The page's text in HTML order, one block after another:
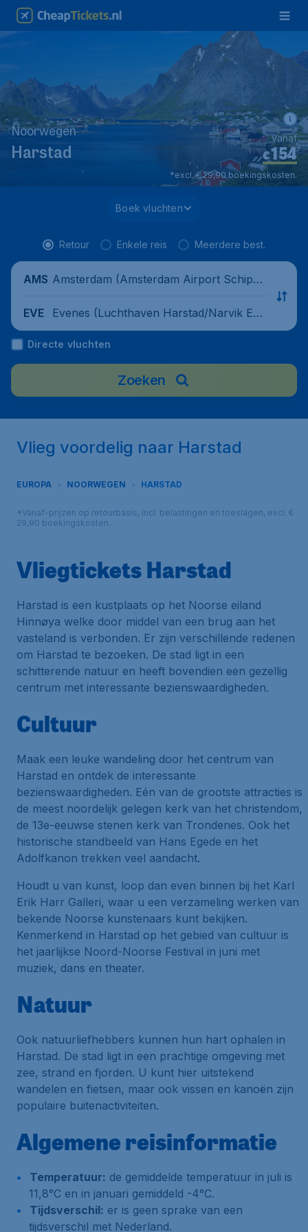
Noorwegen
Harstad €154*
vanaf
*excl. € 29,90 boekingskosten.
Boek vluchten
Retour Enkele reis Meerdere best.
AMS Amsterdam (Amsterdam Airport Schipho
EVE
Evenes (Luchthaven Harstad/Narvik Eve
nes), Noorwegen
Directe vluchten
Zoeken
Vlieg voordelig naar Harstad
EUROPA NOORWEGEN HARSTAD
*Vanaf-prijzen op retourbasis, incl. belastingen en toeslagen, excl. €
29,90 boekingskosten.
Vliegtickets Harstad
Harstad is een kustplaats op het Noorse eiland
Hinnøya welke door middel van een brug aan het
vasteland is verbonden. Er zijn verschillende redenen
om Harstad te bezoeken. De stad ligt in een
schitterende natuur en heeft bovendien een gezellig
centrum met interessante bezienswaardigheden.
Cultuur
Maak een leuke wandeling door het centrum van
Harstad en ontdek de interessante
bezienswaardigheden. Eén van de grootste attracties is
de meest noordelijk gelegen kerk van het christendom,
de 13e-eeuwse stenen kerk van Trondenes. Ook het
historische standbeeld van Hans Egede en het
Adolfkanon trekken veel aandacht.
Houdt u van kunst, loop dan even binnen bij het Karl
Erik Harr Galleri, waar u een verzameling werken van
bekende Noorse kunstenaars kunt bekijken.
Kenmerkend in Harstad op het gebied van cultuur is
het jaarlijkse Noord-Noorse Festival in juni met
muziek, dans en theater.
Natuur
Ook natuurliefhebbers kunnen hun hart ophalen in
Harstad. De stad ligt in een prachtige omgeving met
zee, strand en fjorden. U kunt hier uitstekend
wandelen en fietsen, maar ook vissen en kanoën zijn
populaire buitenactiviteiten.
Algemene reisinformatie
Temperatuur: de gemiddelde temperatuur in juli is
11,8°C en in januari gemiddeld -4°C.
Tijdsverschil: er is geen sprake van een
tijdsverschil met Nederland.